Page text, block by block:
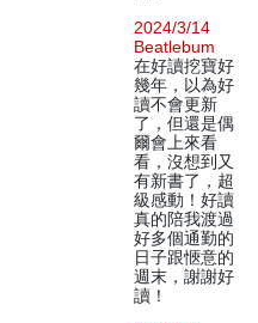
2024/3/14
Beatlebum
在好讀挖寶好
幾年，以為好
讀不會更新
了，但還是偶
爾會上來看
看，沒想到又
有新書了，超
級感動！好讀
真的陪我渡過
好多個通勤的
日子跟愜意的
週末，謝謝好
讀！